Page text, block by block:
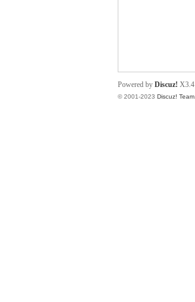
Powered by Discuz! X3.4
© 2001-2023 Discuz! Team